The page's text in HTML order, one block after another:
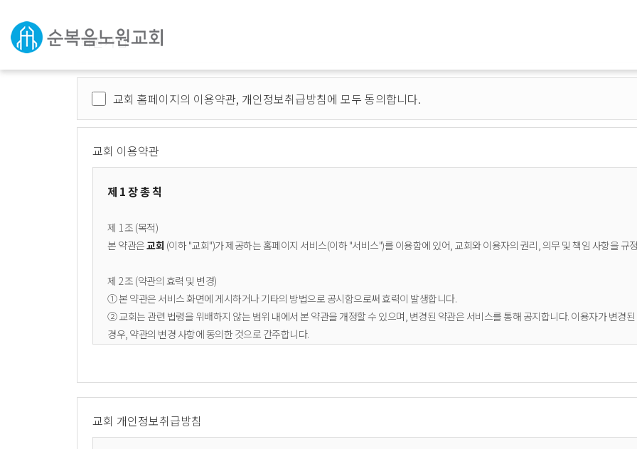
회원가입
교회 홈페이지의 이용약관, 개인정보취급방침에 모두 동의합니다.
교회 이용약관
제 1 장 총 칙
제 1 조 (목적)
본 약관은교회 (이하 "교회")가 제공하는 홈페이지 서비스(이하 "서비스")를 이용함에 있어, 교회와 이용자의 권리, 의무 및 책임 사항을 규
제 2 조 (약관의 효력 및 변경)
① 본 약관은 서비스 화면에 게시하거나 기타의 방법으로 공시함으로써 효력이 발생합니다.
② 교회는 관련 법령을 위배하지 않는 범위 내에서 본 약관을 개정할 수 있으며, 변경된 약관은 서비스를 통해 공지합니다. 이용자가 변경
경우, 약관의 변경 사항에 동의한 것으로 간주합니다.
1. 이용자: 본 약관에 따라 교회가 제공하는 서비스를 이용하는 회원 및 비회원을 말합니다.
3. 콘텐츠: 교회가 서비스 상에서 제공하는 설교 영상, 텍스트, 이미지 등 모든 자료를 의미합니다.
교회 개인정보취급방침